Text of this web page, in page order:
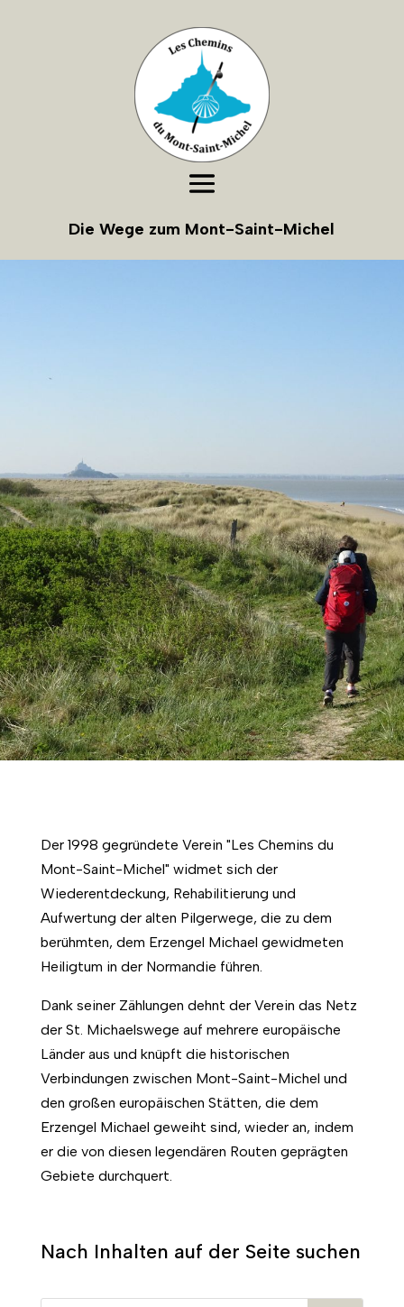
Die Wege zum Mont-Saint-Michel
Der 1998 gegründete Verein "Les Chemins du
Mont-Saint-Michel" widmet sich der
Wiederentdeckung, Rehabilitierung und
Aufwertung der alten Pilgerwege, die zu dem
berühmten, dem Erzengel Michael gewidmeten
Heiligtum in der Normandie führen.
Dank seiner Zählungen dehnt der Verein das Netz
der St. Michaelswege auf mehrere europäische
Länder aus und knüpft die historischen
Verbindungen zwischen Mont-Saint-Michel und
den großen europäischen Stätten, die dem
Erzengel Michael geweiht sind, wieder an, indem
er die von diesen legendären Routen geprägten
Gebiete durchquert.
Nach Inhalten auf der Seite suchen